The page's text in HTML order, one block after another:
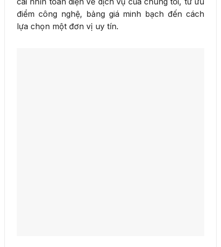
điểm công nghệ, bảng giá minh bạch đến cách
lựa chọn một đơn vị uy tín.